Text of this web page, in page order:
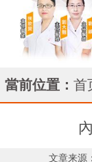
當前位置： 首
文章来源